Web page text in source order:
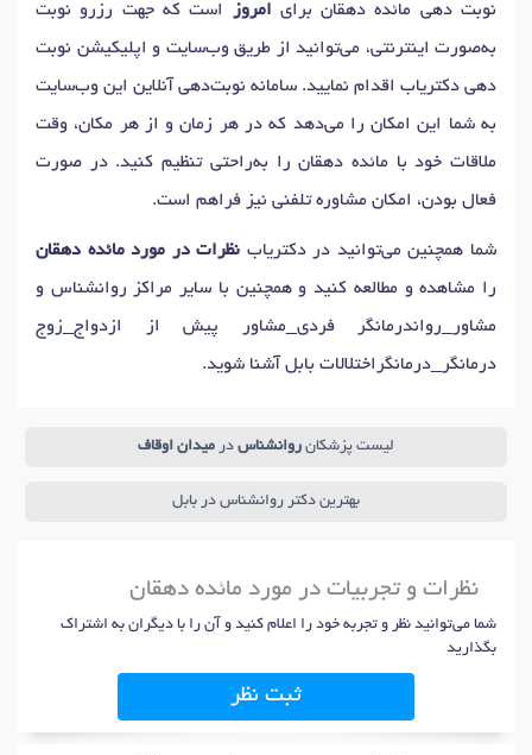
نوبت دهی مائده دهقان برای امروز
است که جهت رزرو نوبت
به‌صورت اینترنتی، می‌توانید از طریق وب‌سایت و اپلیکیشن نوبت
دهی دکتریاب اقدام نمایید. سامانه نوبت‌دهی آنلاین این وب‌سایت
به شما این امکان را می‌دهد که در هر زمان و از هر مکان، وقت
ملاقات خود با مائده دهقان را به‌راحتی تنظیم کنید. در صورت
فعال بودن، امکان مشاوره تلفنی نیز فراهم است.
شما همچنین می‌توانید در دکتریاب نظرات در مورد مائده دهقان
را مشاهده و مطالعه کنید و همچنین با سایر مراکز روانشناس و
مشاور_رواندرمانگر فردی_مشاور پیش از ازدواج_زوج
درمانگر_درمانگراختلالات بابل آشنا شوید.
لیست پزشکان روانشناس در میدان اوقاف
بهترین دکتر روانشناس در بابل
نظرات و تجربیات در مورد مائده دهقان
شما می‌توانید نظر و تجربه خود را اعلام کنید و آن را با دیگران به اشتراک
بگذارید
ثبت نظر